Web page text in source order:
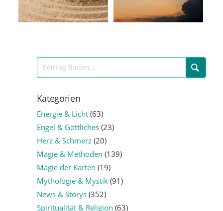
Kategorien
Energie & Licht(63)
Engel & Göttliches(23)
Herz & Schmerz(20)
Magie & Methoden (139)
Magie der Karten (19)
Mythologie & Mystik(91)
News & Storys(352)
Spiritualität & Religion (63)